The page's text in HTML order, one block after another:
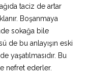
taciz de artar
Boşanmaya
sokağa bile
de bu anlayışın eski
yaşatılmasıdır. Bu
nefret ederler.